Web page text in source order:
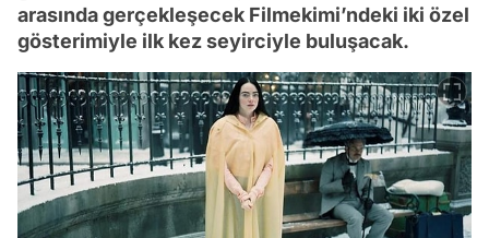
arasında gerçekleşecek Filmekimi’ndeki iki özel
gösterimiyle ilk kez seyirciyle buluşacak.